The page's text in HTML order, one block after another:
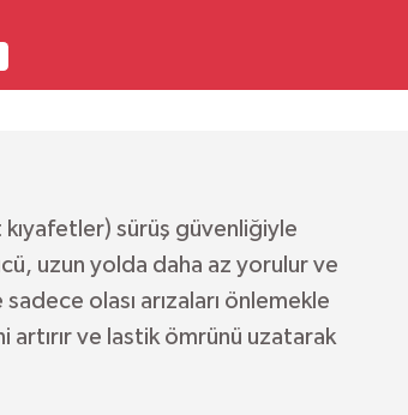
sürüş güvenliğiyle
uzun yolda daha az yorulur ve
olası arızaları önlemekle
artırır ve lastik ömrünü uzatarak